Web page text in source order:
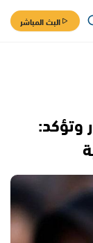
البث المباشر
وتؤكد: